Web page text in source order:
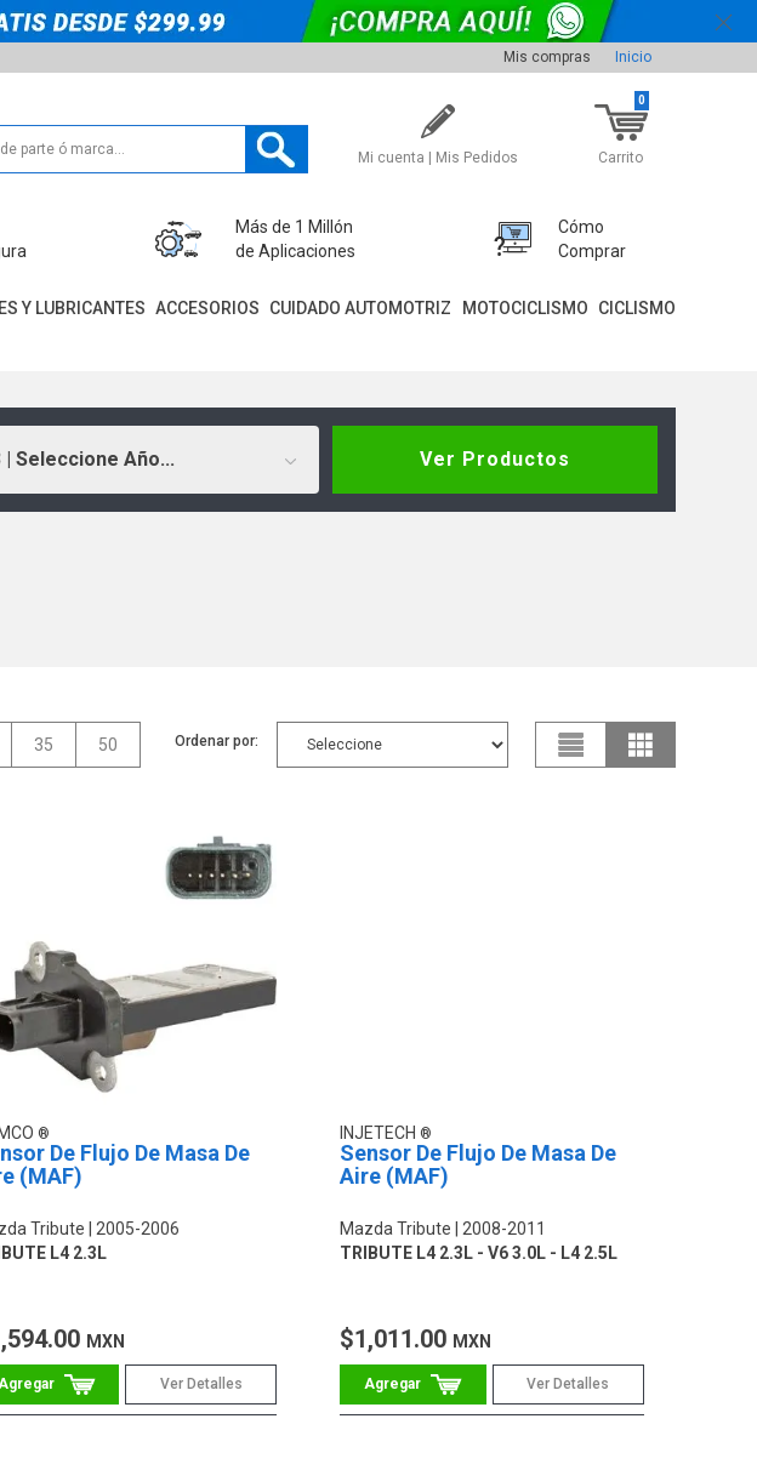
Mis compras Inicio
Mi cuenta | Mis Pedidos Carrito
0
Más de 1 Millón
de Aplicaciones
Cómo
Comprar
Y LUBRICANTES ACCESORIOS CUIDADO AUTOMOTRIZ MOTOCICLISMO CICLISMO
| Seleccione Año... Ver Productos
35 50 Ordenar por:
De Flujo De Masa De
(MAF)
Tribute
2005-2006
L4 2.3L
MXN
Ver Detalles
INJETECH
Sensor De Flujo De Masa De
Aire (MAF)
Mazda Tribute
2008-2011
TRIBUTE L4 2.3L - V6 3.0L - L4 2.5L
$1,011.00 MXN
Ver Detalles